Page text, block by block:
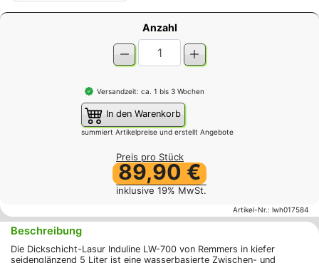
Anzahl
Versandzeit: ca. 1 bis 3 Wochen
In den Warenkorb
summiert Artikelpreise und erstellt Angebote
Preis pro Stück
89,90 €
inklusive 19% MwSt.
Artikel-Nr.: lwh017584
Beschreibung
Die Dickschicht-Lasur Induline LW-700 von Remmers in kiefer
seidenglänzend 5 Liter ist eine wasserbasierte Zwischen- und